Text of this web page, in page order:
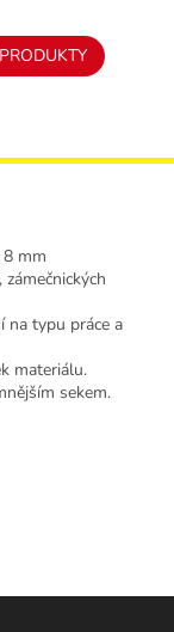
mm
na typu práce a
materiálu.
sekem.